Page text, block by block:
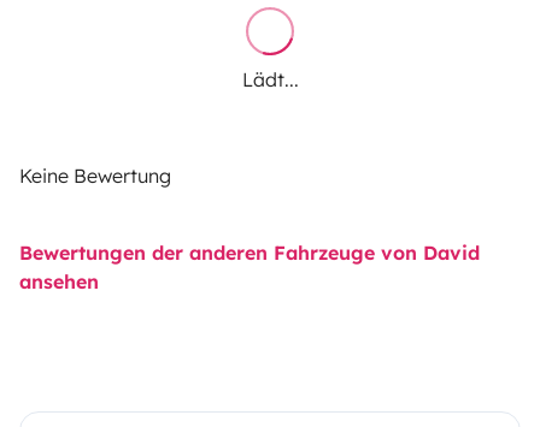
Lädt...
Keine Bewertung
Bewertungen der anderen Fahrzeuge von David
ansehen